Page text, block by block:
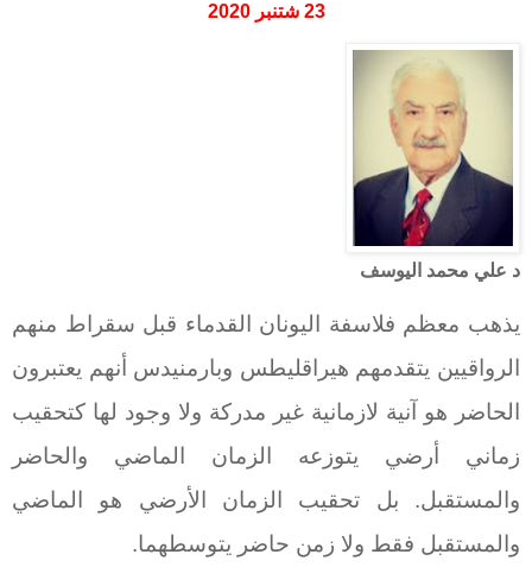
23 شتنبر 2020
د علي محمد اليوسف
يذهب معظم فلاسفة اليونان القدماء قبل سقراط منهم
الرواقيين يتقدمهم هيراقليطس وبارمنيدس أنهم يعتبرون
الحاضر هو آنية لازمانية غير مدركة ولا وجود لها كتحقيب
زماني أرضي يتوزعه الزمان الماضي والحاضر
والمستقبل. بل تحقيب الزمان الأرضي هو الماضي
والمستقبل فقط ولا زمن حاضر يتوسطهما.